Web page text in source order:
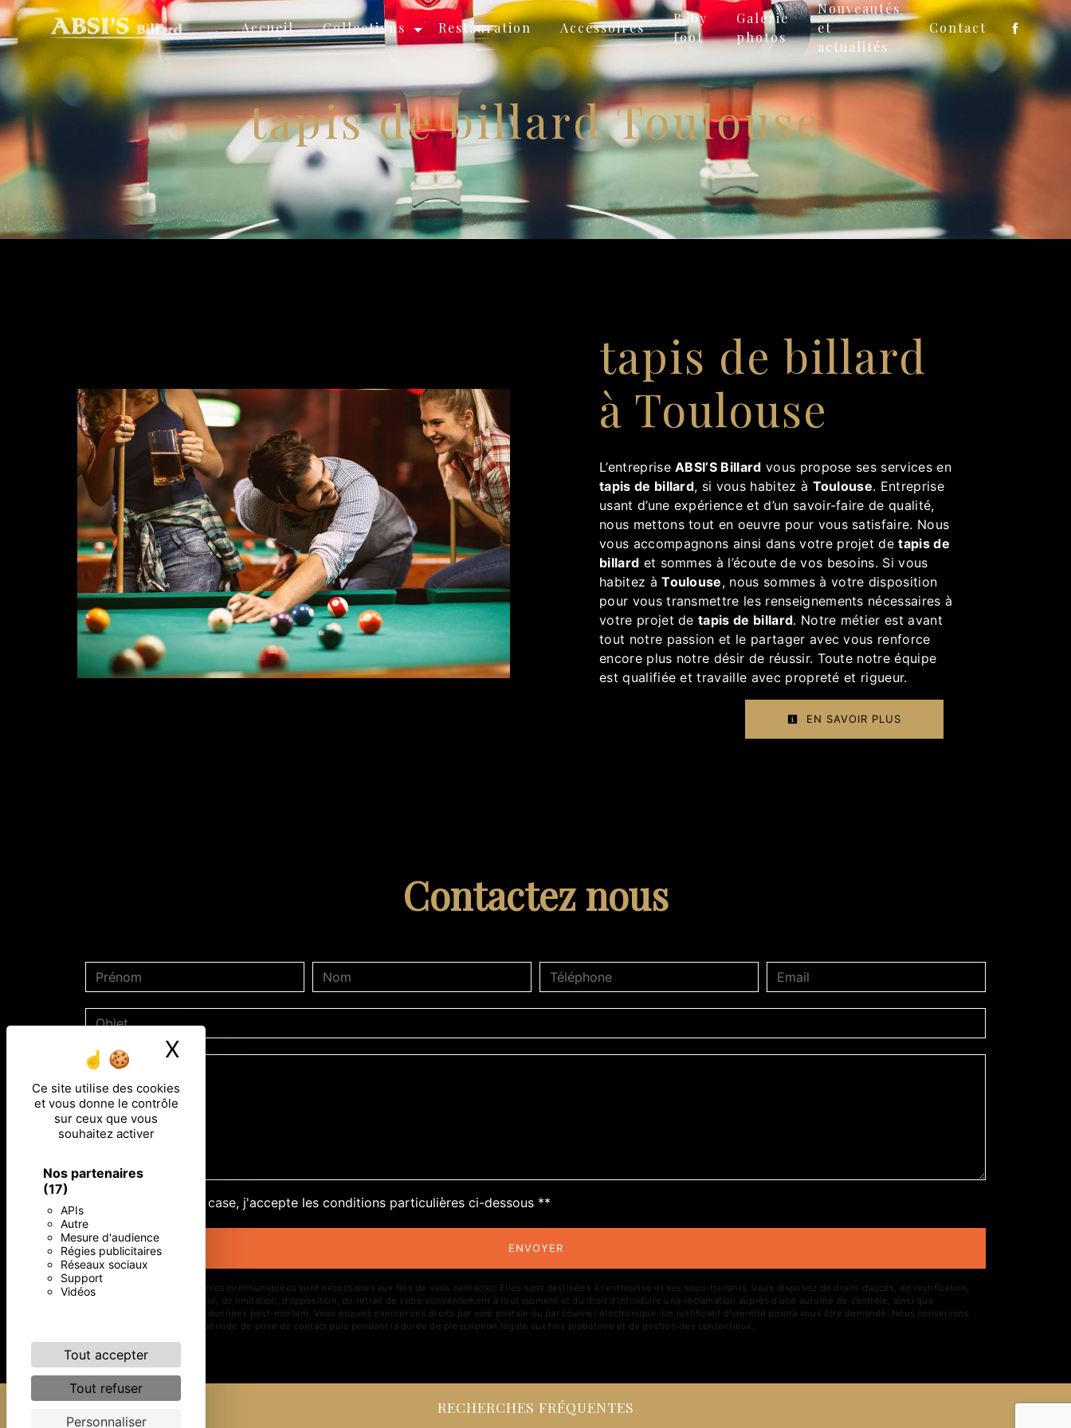
Panneau de gestion des cookies
Ce site utilise des cookies
et vous donne le contrôle
sur ceux que vous
souhaitez activer
Nos partenaires
(17)
APIs
Autre
Mesure d'audience
Régies publicitaires
Réseaux sociaux
Support
Vidéos
Tout accepter
Tout refuser
Personnaliser
X Masquer le bandeau des cookies
Accueil Collections Restauration Accessoires
Baby
foot
Galerie
photos
Nouveautés
et
actualités
Contact
tapis de billard Toulouse
tapis de billard
à Toulouse
L’entrepriseABSI’S Billard vous propose ses services en
tapis de billard, si vous habitez à Toulouse. Entreprise
usant d’une expérience et d’un savoir-faire de qualité,
nous mettons tout en oeuvre pour vous satisfaire. Nous
vous accompagnons ainsi dans votre projet detapis de
billard et sommes à l’écoute de vos besoins. Si vous
habitez àToulouse, nous sommes à votre disposition
pour vous transmettre les renseignements nécessaires à
votre projet detapis de billard. Notre métier est avant
tout notre passion et le partager avec vous renforce
encore plus notre désir de réussir. Toute notre équipe
est qualifiée et travaille avec propreté et rigueur.
EN SAVOIR PLUS
Contactez nous
En cochant cette case, j'accepte les conditions particulières ci-dessous **
ENVOYER
** Les données personnelles communiquées sont nécessaires aux fins de vous contacter. Elles sont destinées à l'entreprise et ses sous-traitants. Vous disposez de droits d’accès, de rectification,
d’effacement, de portabilité, de limitation, d’opposition, de retrait de votre consentement à tout moment et du droit d’introduire une réclamation auprès d’une autorité de contrôle, ainsi que
d’organiser le sort de vos données post-mortem. Vous pouvez exercer ces droits par voie postale ou par courrier électronique. Un justificatif d'identité pourra vous être demandé. Nous conservons
vos données pendant la période de prise de contact puis pendant la durée de prescription légale aux fins probatoire et de gestion des contentieux.
RECHERCHES FRÉQUENTES